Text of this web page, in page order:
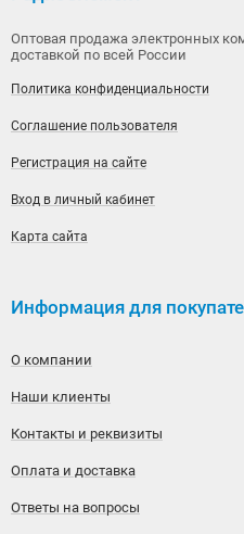
Оптовая продажа электронных
доставкой по всей России
Политика конфиденциальности
Соглашение пользователя
Регистрация на сайте
Вход в личный кабинет
Карта сайта
Информация для
О компании
Наши клиенты
Контакты и реквизиты
Оплата и доставка
Ответы на вопросы